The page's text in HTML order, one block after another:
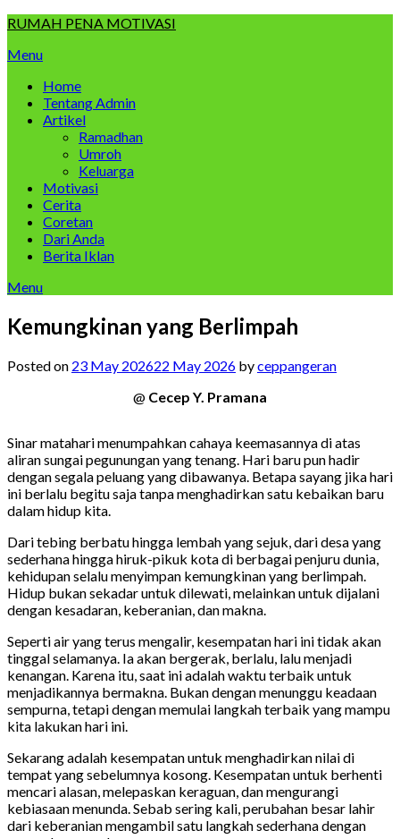
Skip
content
RUMAH PENA MOTIVASI
Menu
Home
Tentang Admin
Artikel
Ramadhan
Umroh
Keluarga
Motivasi
Cerita
Coretan
Dari Anda
Berita Iklan
Menu
Kemungkinan yang Berlimpah
Posted on 23 May 202622 May 2026 byceppangeran
@ Cecep Y. Pramana
Sinar matahari menumpahkan cahaya keemasannya di atas
aliran sungai pegunungan yang tenang. Hari baru pun hadir
dengan segala peluang yang dibawanya. Betapa sayang jika hari
ini berlalu begitu saja tanpa menghadirkan satu kebaikan baru
dalam hidup kita.
Dari tebing berbatu hingga lembah yang sejuk, dari desa yang
sederhana hingga hiruk-pikuk kota di berbagai penjuru dunia,
kehidupan selalu menyimpan kemungkinan yang berlimpah.
Hidup bukan sekadar untuk dilewati, melainkan untuk dijalani
dengan kesadaran, keberanian, dan makna.
Seperti air yang terus mengalir, kesempatan hari ini tidak akan
tinggal selamanya. Ia akan bergerak, berlalu, lalu menjadi
kenangan. Karena itu, saat ini adalah waktu terbaik untuk
menjadikannya bermakna. Bukan dengan menunggu keadaan
sempurna, tetapi dengan memulai langkah terbaik yang mampu
kita lakukan hari ini.
Sekarang adalah kesempatan untuk menghadirkan nilai di
tempat yang sebelumnya kosong. Kesempatan untuk berhenti
mencari alasan, melepaskan keraguan, dan mengurangi
kebiasaan menunda. Sebab sering kali, perubahan besar lahir
dari keberanian mengambil satu langkah sederhana dengan